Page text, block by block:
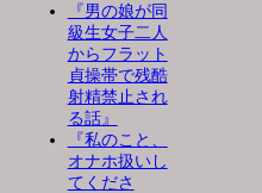
『男の娘が同
級生女子二人
からフラット
貞操帯で残酷
射精禁止され
る話』
『私のこと、
オナホ扱いし
てくださ